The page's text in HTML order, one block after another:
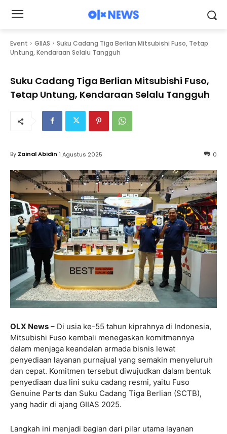
Event GIIAS
Suku Cadang Tiga Berlian Mitsubishi Fuso, Tetap
Untung, Kendaraan Selalu Tangguh
Suku Cadang Tiga Berlian Mitsubishi Fuso,
Tetap Untung, Kendaraan Selalu Tangguh
0
By Zainal Abidin 1 Agustus 2025
OLX News – Di usia ke-55 tahun kiprahnya di Indonesia,
Mitsubishi Fuso kembali menegaskan komitmennya
dalam menjaga keandalan armada bisnis lewat
penyediaan layanan purnajual yang semakin menyeluruh
dan cepat. Komitmen tersebut diwujudkan dalam bentuk
penyediaan dua lini suku cadang resmi, yaitu Fuso
Genuine Parts dan Suku Cadang Tiga Berlian (SCTB),
yang hadir di ajang GIIAS 2025.
Langkah ini menjadi bagian dari pilar utama layanan